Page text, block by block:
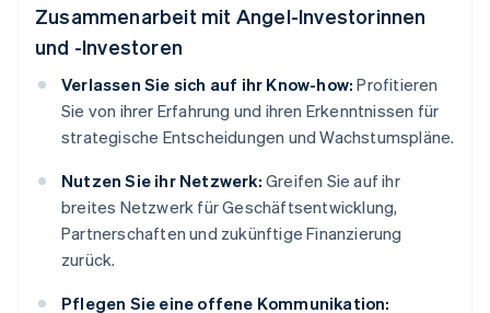
Zusammenarbeit mit Angel-Investorinnen
und -Investoren
Verlassen Sie sich auf ihr Know-how: Profitieren
Sie von ihrer Erfahrung und ihren Erkenntnissen für
strategische Entscheidungen und Wachstumspläne.
Nutzen Sie ihr Netzwerk: Greifen Sie auf ihr
breites Netzwerk für Geschäftsentwicklung,
Partnerschaften und zukünftige Finanzierung
zurück.
Pflegen Sie eine offene Kommunikation: